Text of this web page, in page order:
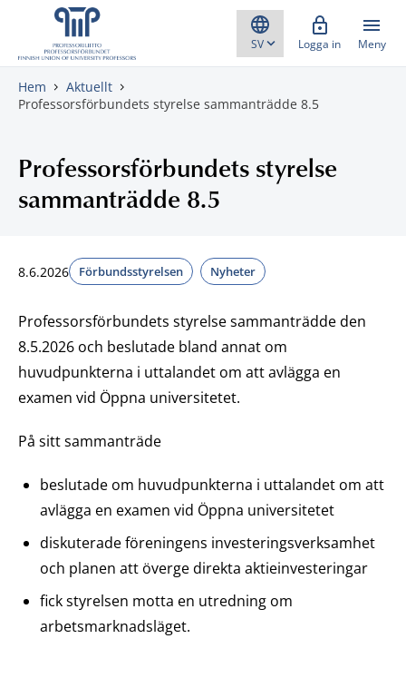
Gå direkt till innehåll
Logga in Meny
Hem
Aktuellt
Professorsförbundets styrelse sammanträdde 8.5
Professorsförbundets styrelse
sammanträdde 8.5
8.6.2026 Förbundsstyrelsen Nyheter
Professorsförbundets styrelse sammanträdde den
8.5.2026 och beslutade bland annat om
huvudpunkterna i uttalandet om att avlägga en
examen vid Öppna universitetet.
På sitt sammanträde
beslutade om huvudpunkterna i uttalandet om att
avlägga en examen vid Öppna universitetet
diskuterade föreningens investeringsverksamhet
och planen att överge direkta aktieinvesteringar
fick styrelsen motta en utredning om
arbetsmarknadsläget.